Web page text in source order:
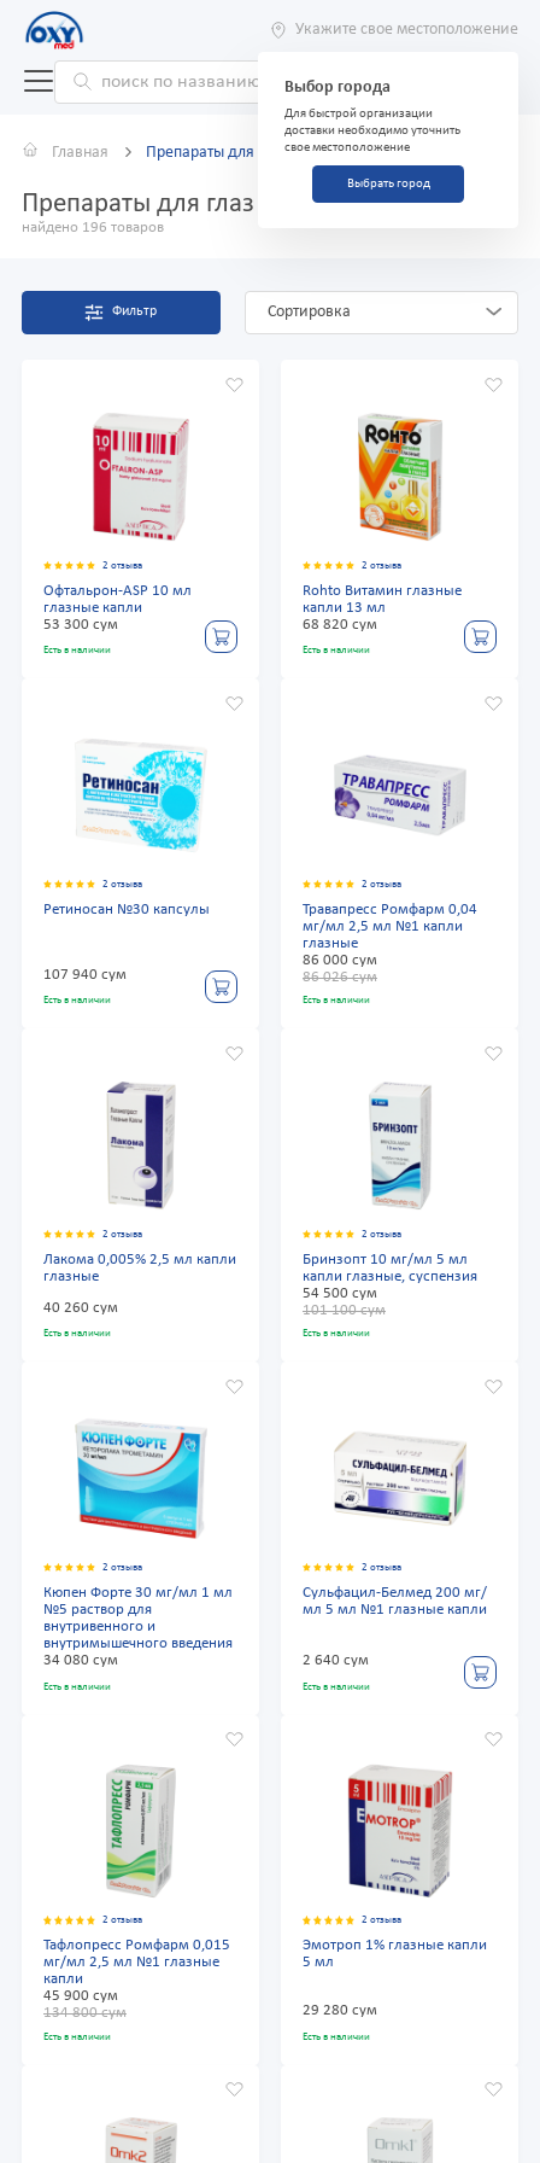
Укажите свое местоположение
Выбор города
Для быстрой организации
доставки необходимо уточнить
свое местоположение
Выбрать город
Главная Препараты для глаз
Препараты для глаз
найдено 196 товаров
Фильтр Сортировка
2 отзыва
Офтальрон-ASP 10 мл
глазные капли
53 300 сум
Есть в наличии
2 отзыва
Rohto Витамин глазные
капли 13 мл
68 820 сум
Есть в наличии
2 отзыва
Ретиносан №30 капсулы
107 940 сум
Есть в наличии
2 отзыва
Травапресс Ромфарм 0,04
мг/мл 2,5 мл №1 капли
глазные
86 000 сум
86 026 сум
Есть в наличии
2 отзыва
Лакома 0,005% 2,5 мл капли
глазные
40 260 сум
Есть в наличии
2 отзыва
Бринзопт 10 мг/мл 5 мл
капли глазные, суспензия
54 500 сум
101 100 сум
Есть в наличии
2 отзыва
Кюпен Форте 30 мг/мл 1 мл
№5 раствор для
внутривенного и
внутримышечного введения
34 080 сум
Есть в наличии
2 отзыва
Сульфацил-Белмед 200 мг/
мл 5 мл №1 глазные капли
2 640 сум
Есть в наличии
2 отзыва
Тафлопресс Ромфарм 0,015
мг/мл 2,5 мл №1 глазные
капли
45 900 сум
134 800 сум
Есть в наличии
2 отзыва
Эмотроп 1% глазные капли
5 мл
29 280 сум
Есть в наличии